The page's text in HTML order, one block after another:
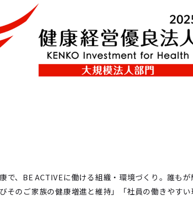
、BE ACTIVEに働ける組織・環境づくり。誰もが
そのご家族の健康増進と維持」「社員の働きやすい